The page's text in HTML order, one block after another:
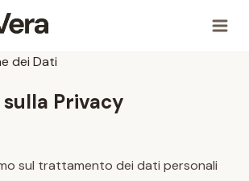
dei Dati
Privacy
sul trattamento dei dati personali